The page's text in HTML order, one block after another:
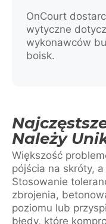
OnCourt
wytyczne
wykonawców
boisk.
Należy
Większość
pójścia na skróty,
Stosowanie
zbrojenia,
poziomu lub
błędy, które